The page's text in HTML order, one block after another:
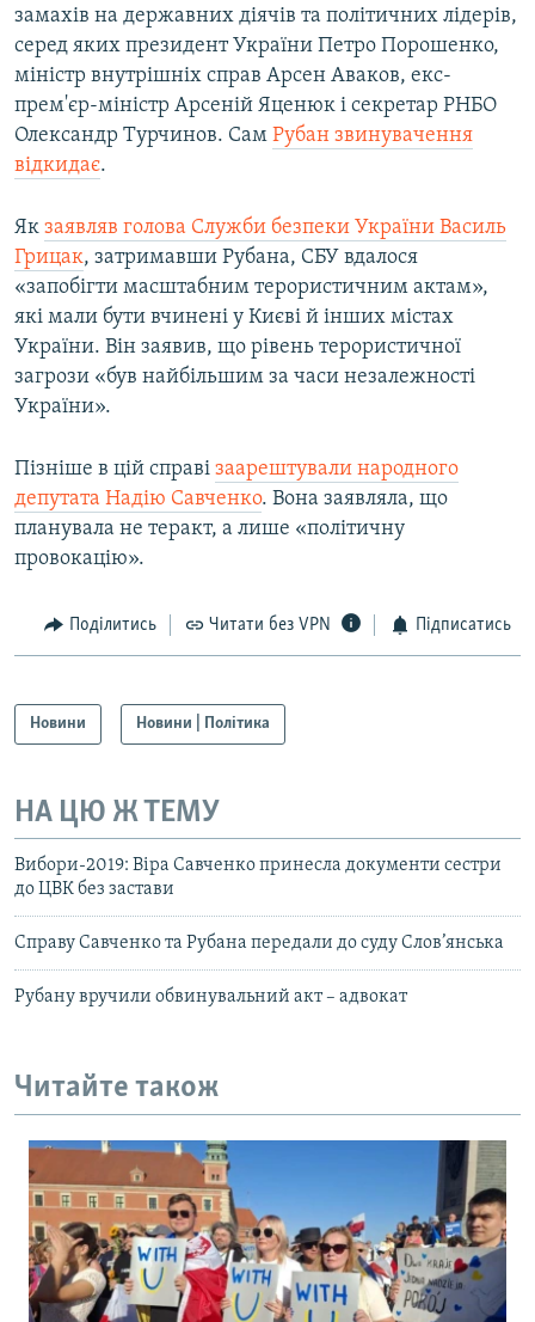
замахів на державних діячів та політичних лідерів,
серед яких президент України Петро Порошенко,
міністр внутрішніх справ Арсен Аваков, екс-
прем'єр-міністр Арсеній Яценюк і секретар РНБО
Олександр Турчинов. Сам Рубан звинувачення
відкидає.
Як заявляв голова Служби безпеки України Василь
Грицак, затримавши Рубана, СБУ вдалося
«запобігти масштабним терористичним актам»,
які мали бути вчинені у Києві й інших містах
України. Він заявив, що рівень терористичної
загрози «був найбільшим за часи незалежності
України».
Пізніше в цій справі заарештували народного
депутата Надію Савченко. Вона заявляла, що
планувала не теракт, а лише «політичну
провокацію».
Поділитись Читати без VPN Підписатись
Новини Новини | Політика
НА ЦЮ Ж ТЕМУ
Вибори-2019: Віра Савченко принесла документи сестри
до ЦВК без застави
Справу Савченко та Рубана передали до суду Слов’янська
Рубану вручили обвинувальний акт – адвокат
Читайте також